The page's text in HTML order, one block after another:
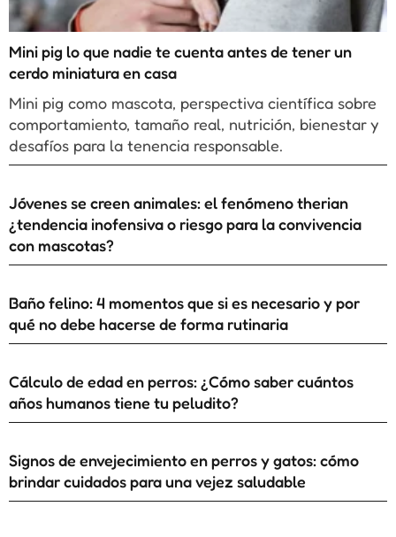
Mini pig lo que nadie te cuenta antes de tener un
cerdo miniatura en casa
Mini pig como mascota, perspectiva científica sobre
comportamiento, tamaño real, nutrición, bienestar y
desafíos para la tenencia responsable.
Jóvenes se creen animales: el fenómeno therian
¿tendencia inofensiva o riesgo para la convivencia
con mascotas?
Baño felino: 4 momentos que si es necesario y por
qué no debe hacerse de forma rutinaria
Cálculo de edad en perros: ¿Cómo saber cuántos
años humanos tiene tu peludito?
Signos de envejecimiento en perros y gatos: cómo
brindar cuidados para una vejez saludable